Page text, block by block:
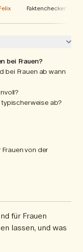
Faktenchecker:
bei Frauen?
bei Frauen ab wann
ab?
von der
für Frauen
lassen, und was